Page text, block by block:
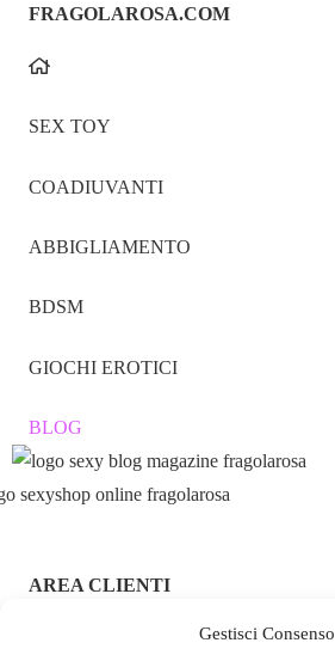
Gestisci Consenso
FRAGOLAROSA.COM
SEX TOY
COADIUVANTI
ABBIGLIAMENTO
BDSM
GIOCHI EROTICI
BLOG
AREA CLIENTI
ACCEDI / REGISTRATI